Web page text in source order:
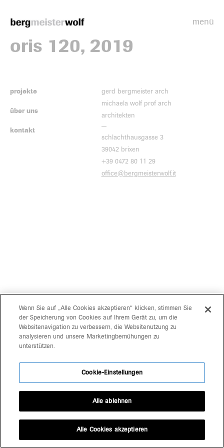
menü
oris 120, 2019
projekte
über uns
kontakt
gerd bergmeister arch
michaela wolf prof arch
architekten
schlachthausgasse 3
39042 brixen
+39 0472 80 11 29
office@bergmeisterwolf.it
Wenn Sie auf „Alle Cookies akzeptieren“ klicken, stimmen Sie
der Speicherung von Cookies auf Ihrem Gerät zu, um die
Websitenavigation zu verbessern, die Websitenutzung zu
analysieren und unsere Marketingbemühungen zu
unterstützen.
Cookie-Einstellungen
Alle ablehnen
Alle Cookies akzeptieren